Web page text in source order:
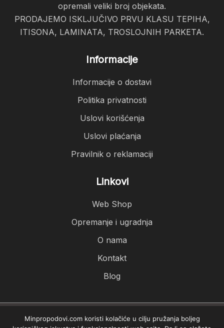
opremali veliki broj objekata.
PRODAJEMO ISKLJUČIVO PRVU KLASU TEPIHA,
ITISONA, LAMINATA, TROSLOJNIH PARKETA.
Informacije
Informacije o dostavi
Politika privatnosti
Uslovi korišćenja
Uslovi plaćanja
Pravilnik o reklamaciji
Linkovi
Web Shop
Opremanje i ugradnja
O nama
Kontakt
Blog
Minpro podovi © 2026. Sva prava zadržana.
Minpropodovi.com koristi kolačiće u cilju pružanja boljeg